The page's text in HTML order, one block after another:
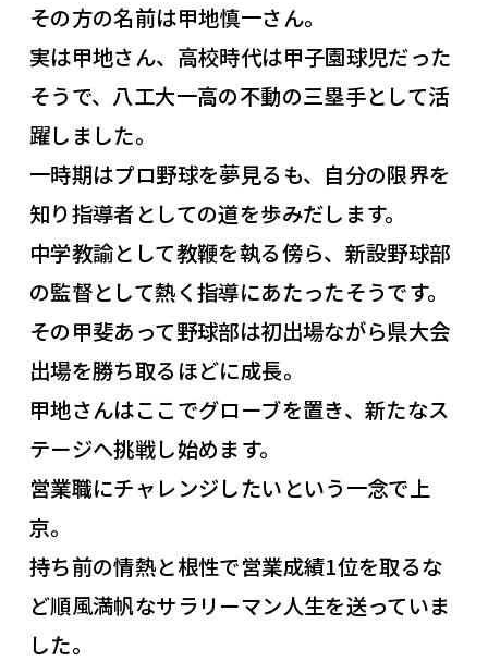
その方の名前は甲地慎一さん。
実は甲地さん、高校時代は甲子園球児だった
そうで、八工大一高の不動の三塁手として活
躍しました。
一時期はプロ野球を夢見るも、自分の限界を
知り指導者としての道を歩みだします。
中学教諭として教鞭を執る傍ら、新設野球部
の監督として熱く指導にあたったそうです。
その甲斐あって野球部は初出場ながら県大会
出場を勝ち取るほどに成長。
甲地さんはここでグローブを置き、新たなス
テージへ挑戦し始めます。
営業職にチャレンジしたいという一念で上
京。
持ち前の情熱と根性で営業成績1位を取るな
ど順風満帆なサラリーマン人生を送っていま
した。